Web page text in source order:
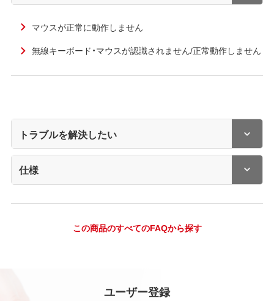
マウスが正常に動作しません
無線キーボード・マウスが認識されません/正常動作しません
トラブルを解決したい
仕様
この商品のすべてのFAQから探す
ユーザー登録